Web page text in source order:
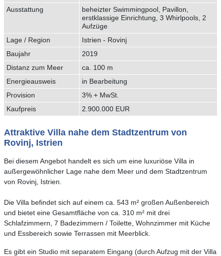
Ausstattung
beheizter Swimmingpool, Pavillon,
erstklassige Einrichtung, 3 Whirlpools, 2
Aufzüge
Lage / Region
Istrien - Rovinj
Baujahr
2019
Distanz zum Meer
ca. 100 m
Energieausweis
in Bearbeitung
Provision
3% + MwSt.
Kaufpreis
2.900.000 EUR
Attraktive Villa nahe dem Stadtzentrum von
Rovinj, Istrien
Bei diesem Angebot handelt es sich um eine luxuriöse Villa in
außergewöhnlicher Lage nahe dem Meer und dem Stadtzentrum
von Rovinj, Istrien.
Die Villa befindet sich auf einem ca. 543 m² großen Außenbereich
und bietet eine Gesamtfläche von ca. 310 m² mit drei
Schlafzimmern, 7 Badezimmern / Toilette, Wohnzimmer mit Küche
und Essbereich sowie Terrassen mit Meerblick.
Es gibt ein Studio mit separatem Eingang (durch Aufzug mit der Villa